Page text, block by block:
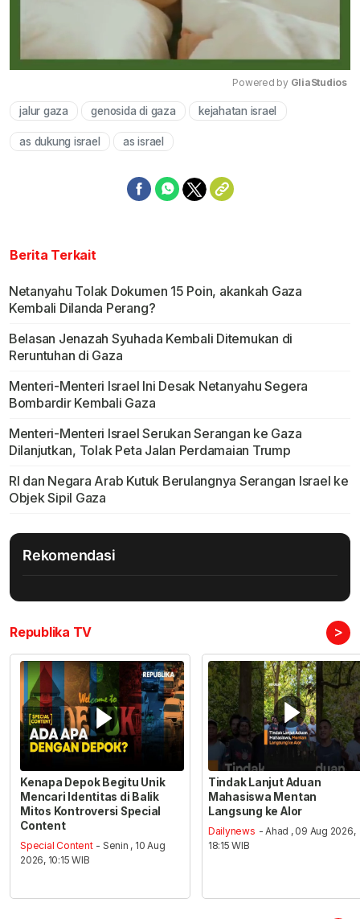
Powered by GliaStudios
jalur gaza genosida di gaza kejahatan israel
as dukung israel as israel
Berita Terkait
Netanyahu Tolak Dokumen 15 Poin, akankah Gaza
Kembali Dilanda Perang?
Belasan Jenazah Syuhada Kembali Ditemukan di
Reruntuhan di Gaza
Menteri-Menteri Israel Ini Desak Netanyahu Segera
Bombardir Kembali Gaza
Menteri-Menteri Israel Serukan Serangan ke Gaza
Dilanjutkan, Tolak Peta Jalan Perdamaian Trump
RI dan Negara Arab Kutuk Berulangnya Serangan Israel ke
Objek Sipil Gaza
Rekomendasi
Republika TV >
Kenapa Depok Begitu Unik
Mencari Identitas di Balik
Mitos Kontroversi Special
Content
Special Content - Senin , 10 Aug
2026, 10:15 WIB
Tindak Lanjut Aduan
Mahasiswa Mentan
Langsung ke Alor
Dailynews - Ahad , 09 Aug 2026,
18:15 WIB